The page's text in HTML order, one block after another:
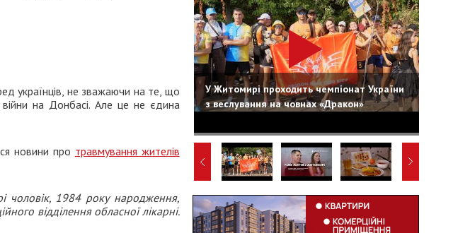
українців, не зважаючи на те, що
війни на Донбасі. Але це не єдина
новини про травмування жителів
чоловік, 1984 року народження,
відділення обласної лікарні.
У Житомирі проходить чемпіонат України
з веслування на човнах «Дракон»